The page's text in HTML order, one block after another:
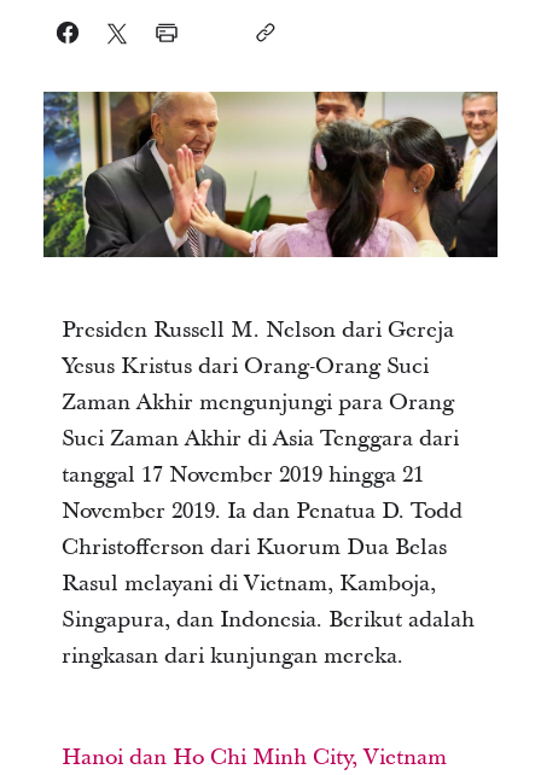
Presiden Russell M. Nelson dari Gereja
Yesus Kristus dari Orang-Orang Suci
Zaman Akhir mengunjungi para Orang
Suci Zaman Akhir di Asia Tenggara dari
tanggal 17 November 2019 hingga 21
November 2019. Ia dan Penatua D. Todd
Christofferson dari Kuorum Dua Belas
Rasul melayani di Vietnam, Kamboja,
Singapura, dan Indonesia. Berikut adalah
ringkasan dari kunjungan mereka.
Hanoi dan Ho Chi Minh City, Vietnam